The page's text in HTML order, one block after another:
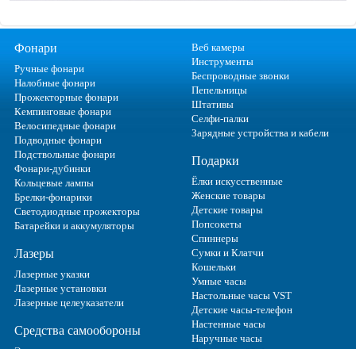
Фонари
Ручные фонари
Налобные фонари
Прожекторные фонари
Кемпинговые фонари
Велосипедные фонари
Подводные фонари
Подствольные фонари
Фонари-дубинки
Кольцевые лампы
Брелки-фонарики
Светодиодные прожекторы
Батарейки и аккумуляторы
Лазеры
Лазерные указки
Лазерные установки
Лазерные целеуказатели
Средства самообороны
Веб камеры
Инструменты
Беспроводные звонки
Пепельницы
Штативы
Селфи-палки
Зарядные устройства и кабели
Подарки
Ёлки искусственные
Женские товары
Детские товары
Попсокеты
Спиннеры
Сумки и Клатчи
Кошельки
Умные часы
Настольные часы VST
Детские часы-телефон
Настенные часы
Наручные часы